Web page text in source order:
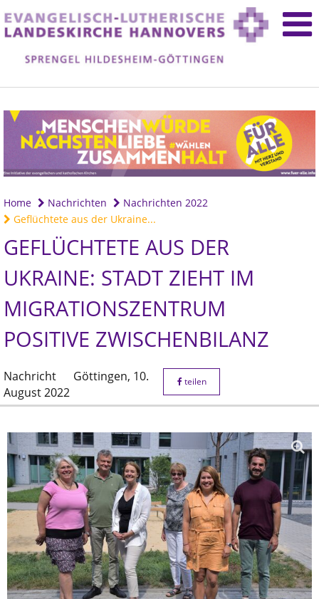
Home Nachrichten
Nachrichten 2022
Geflüchtete aus der Ukraine...
GEFLÜCHTETE AUS DER
UKRAINE: STADT ZIEHT IM
MIGRATIONSZENTRUM
POSITIVE ZWISCHENBILANZ
Nachricht Göttingen, 10.
August 2022
teilen